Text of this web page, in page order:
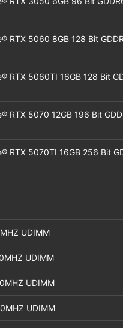
RTX 5060 8GB 128 Bit
RTX 5060TI 16GB 128 Bit
RTX 5070 12GB 196 Bit
RTX 5070TI 16GB 256 Bit
UDIMM
UDIMM
UDIMM
UDIMM